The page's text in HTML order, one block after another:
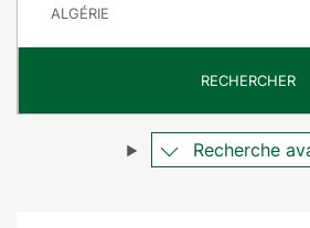
ê
e
RECHERCHER
Recherche